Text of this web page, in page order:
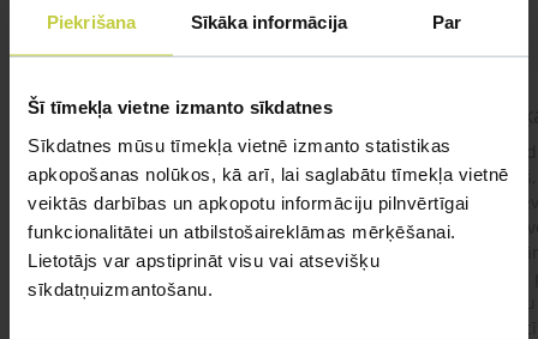
Piekrišana Sīkāka informācija Par
Šī tīmekļa vietne izmanto sīkdatnes
Sīkdatnes mūsu tīmekļa vietnē izmanto statistikas
apkopošanas nolūkos, kā arī, lai saglabātu tīmekļa vietnē
veiktās darbības un apkopotu informāciju pilnvērtīgai
funkcionalitātei un atbilstošaireklāmas mērķēšanai.
Lietotājs var apstiprināt visu vai atsevišķu
sīkdatņuizmantošanu.
kaķis apēdis plēvi
Ja kaķim gadījies apēst plastiku ,ko ieklāj zem
garnelēm kārbiņās apakšā.Kādas sekas varētu
būt?Kā kaķis varētu reağēt...Ko darīt?
#kakis #apedis